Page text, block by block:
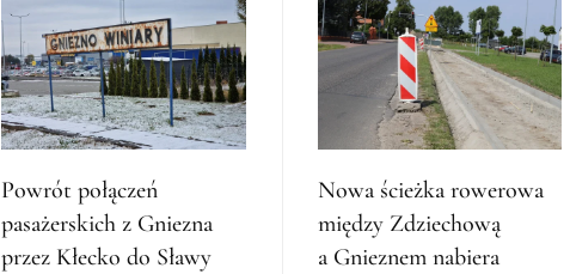
Powrót połączeń
pasażerskich z Gniezna
przez Kłecko do Sławy
Nowa ścieżka rowerowa
między Zdziechową
a Gnieznem nabiera